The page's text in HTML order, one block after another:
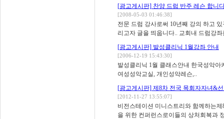
[광고게시판] 찬양 드럼 반주 레슨 합니
[2008-05-03 01:46:38]
전문 드럼 강사로써 10년째 강의 하고
리고자 글을 띄웁니다.. 교회내 드럼강좌
[광고게시판] 발성클리닉 1월강좌 안내
[2006-12-19 15:43:30]
발성클리닉 1월 클래스안내 한국성악아
여성성악교실, 개인성악레슨,..
[광고게시판] 제8차 전국 목회자자녀&
[2012-11-27 13:55:07]
비전스테이션 미니스트리와 함께하는
을 위한 컨퍼런스로이들의 상처회복과